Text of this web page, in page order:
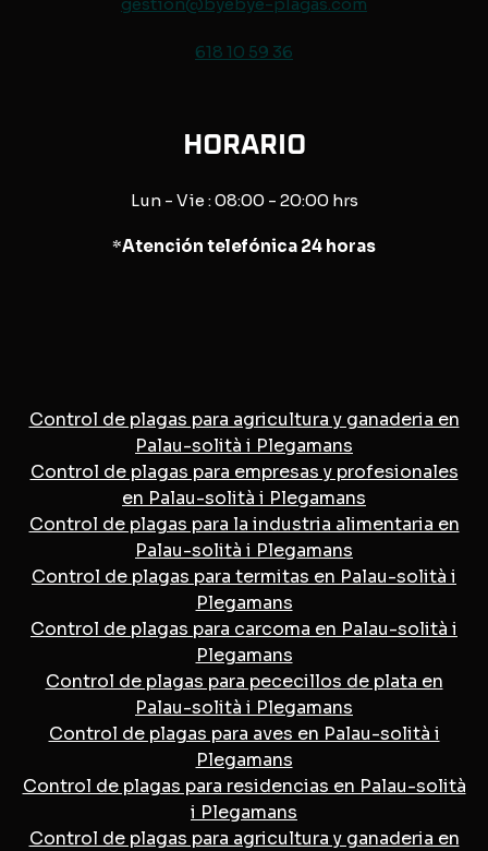
618 10 59 36
HORARIO
Lun - Vie : 08:00 - 20:00 hrs
*Atención telefónica 24 horas
Control de plagas para agricultura y ganaderia en
Palau-solità i Plegamans
Control de plagas para empresas y profesionales
en Palau-solità i Plegamans
Control de plagas para la industria alimentaria en
Palau-solità i Plegamans
Control de plagas para termitas en Palau-solità i
Plegamans
Control de plagas para carcoma en Palau-solità i
Plegamans
Control de plagas para pececillos de plata en
Palau-solità i Plegamans
Control de plagas para aves en Palau-solità i
Plegamans
Control de plagas para residencias en Palau-solità
i Plegamans
Control de plagas para agricultura y ganaderia en